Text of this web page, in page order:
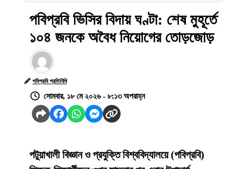
পবিপ্রবি ভিসির বিদায় ঘণ্টা: শেষ মুহূর্তে
১০৪ জনকে অবৈধ নিয়োগের তোড়জোড়
পবিপ্রবি প্রতিনিধি
সোমবার, ১৮ মে ২০২৬ - ৮:১৩ অপরাহ্ন
পটুয়াখালী বিজ্ঞান ও প্রযুক্তি বিশ্ববিদ্যালয়ে (পবিপ্রবি)